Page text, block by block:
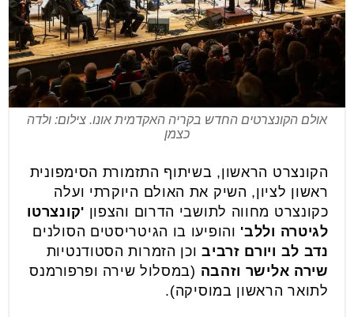
אולם הקונצרטים החדש בקריה האקדמית אונו. צילום: ולדה
כצמן
הקונצרט הראשון, בשיתוף התזמורת הסימפונית
ראשון לציון, השיק את האולם היוקרתי ועלה
כקונצרט מחווה לתושבי הדרום והצפון 'קונצרטו
לגיטרה וללב' והופיעו בו הגיטריסטים הסולנים
נדב לב ויורם זרביבוכן הזמרות הסטודנטיות
שירה אלישר וזהבה (במסלול שירה ופרפורמנס
לתואר הראשון במוסיקה).